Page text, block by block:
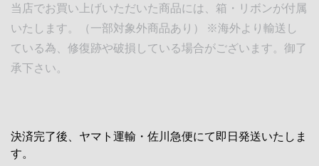
当店でお買い上げいただいた商品には、箱・リボンが付属
いたします。（一部対象外商品あり） ※海外より輸送し
ている為、修復跡や破損している場合がございます。御了
承下さい。
決済完了後、ヤマト運輸・佐川急便にて即日発送いたしま
す。